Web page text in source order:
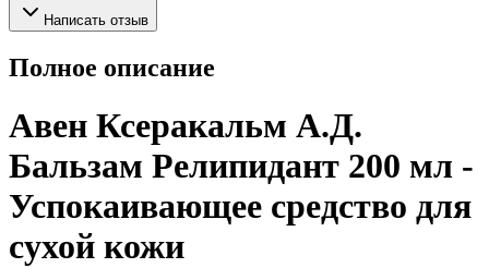
Написать отзыв
Полное описание
Авен Ксеракальм А.Д.
Бальзам Релипидант 200 мл -
Успокаивающее средство для
сухой кожи